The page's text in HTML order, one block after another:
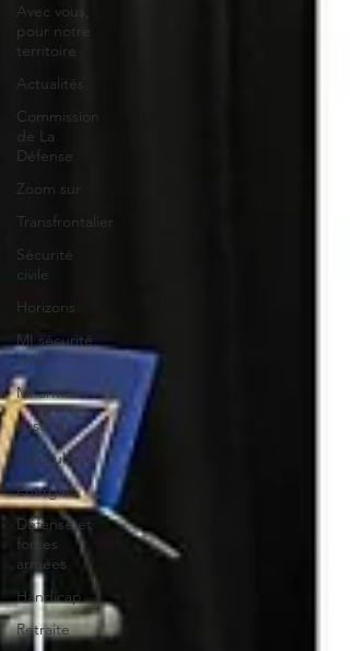
Avec vous,
pour notre
territoire
Actualités
Commission
de La
Défense
Zoom sur
Transfrontalier
Sécurité
civile
Horizons
MI sécurité
civile
MI armées
Justice
Agriculture
Énergies
Défense et
forces
armées
Handicap
Retraite